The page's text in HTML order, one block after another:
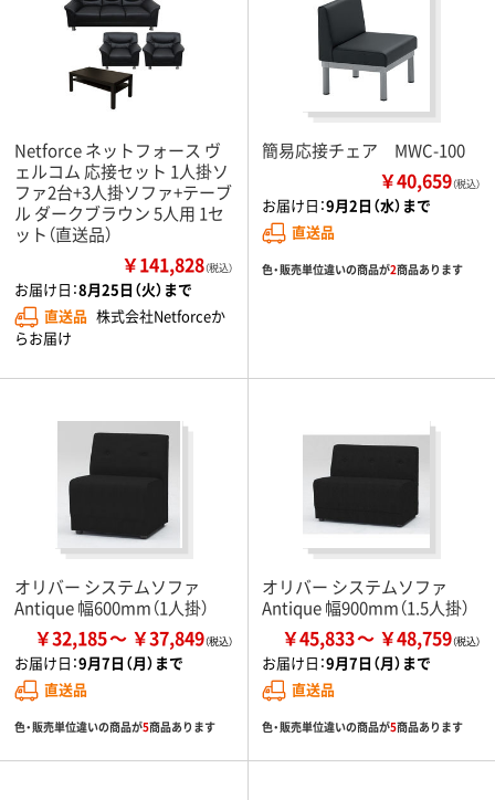
Netforce ネットフォース ヴ
ェルコム 応接セット 1人掛ソ
ファ2台+3人掛ソファ+テーブ
ル ダークブラウン 5人用 1セ
ット（直送品）
￥141,828（税込）
お届け日：8月25日（火）まで
直送品 株式会社Netforceか
らお届け
簡易応接チェア MWC-100
￥40,659（税込）
お届け日：9月2日（水）まで
直送品
色・販売単位違いの商品が2商品あります
オリバー システムソファ
Antique 幅600mm（1人掛）
￥32,185 ￥37,849
お届け日：9月7日（月）まで
直送品
色・販売単位違いの商品が5商品あります
オリバー システムソファ
Antique 幅900mm（1.5人掛）
￥45,833 ￥48,759
お届け日：9月7日（月）まで
直送品
色・販売単位違いの商品が5商品あります